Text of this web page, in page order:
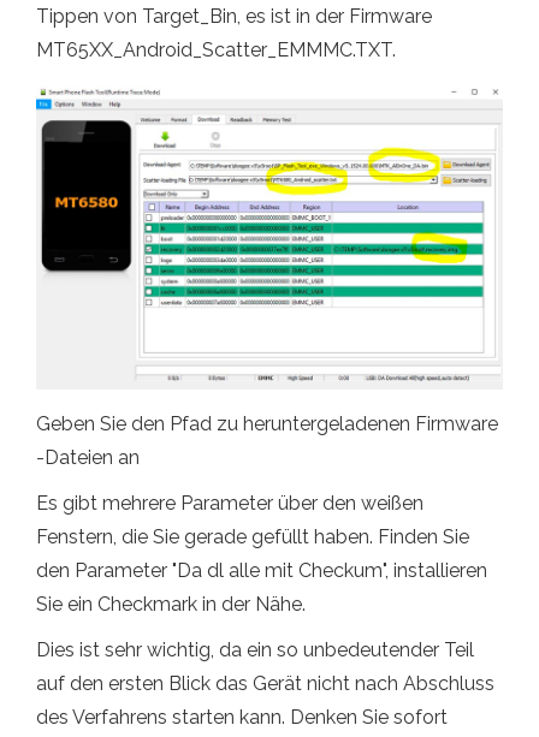
Tippen von Target_Bin, es ist in der Firmware
MT65XX_Android_Scatter_EMMMC.TXT.
Geben Sie den Pfad zu heruntergeladenen Firmware
-Dateien an
Es gibt mehrere Parameter über den weißen
Fenstern, die Sie gerade gefüllt haben. Finden Sie
den Parameter "Da dl alle mit Checkum", installieren
Sie ein Checkmark in der Nähe.
Dies ist sehr wichtig, da ein so unbedeutender Teil
auf den ersten Blick das Gerät nicht nach Abschluss
des Verfahrens starten kann. Denken Sie sofort